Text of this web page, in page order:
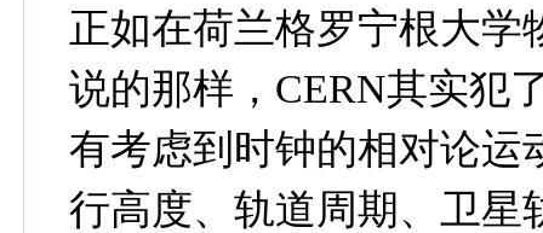
正如在荷兰格罗宁根大学
说的那样，CERN其实犯
有考虑到时钟的相对论运
行高度、轨道周期、卫星